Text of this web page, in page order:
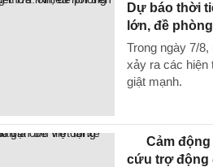
Dự báo thời
lớn, đề
Trong ngày 7/
xảy ra các hiện
giật mạnh.
Cảm
cứu trợ động